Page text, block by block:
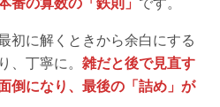
初に解くときから余白にする
丁寧に。 雑だと後で見直す
倒になり、最後の「詰め」が